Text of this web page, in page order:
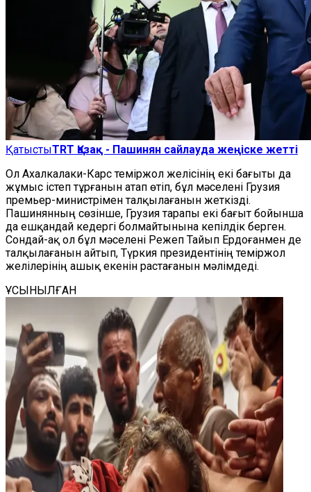
ҚатыстыTRT Қазақ - Пашинян сайлауда жеңіске жетті
Ол Ахалкалаки-Карс теміржол желісінің екі бағыты да
жұмыс істеп тұрғанын атап өтіп, бұл мәселені Грузия
премьер-министрімен талқылағанын жеткізді.
Пашинянның сөзінше, Грузия тарапы екі бағыт бойынша
да ешқандай кедергі болмайтынына кепілдік берген.
Сондай-ақ ол бұл мәселені Режеп Тайып Ердоғанмен де
талқылағанын айтып, Түркия президентінің теміржол
желілерінің ашық екенін растағанын мәлімдеді.
ҰСЫНЫЛҒАН